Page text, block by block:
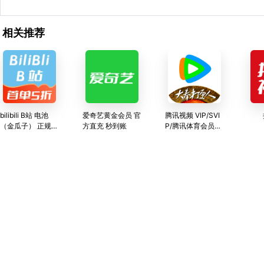
相关推荐
bilibili B站 电池
（金瓜子） 正规渠
爱奇艺黄金会员 官
方直充 秒到账
腾讯视频 VIP/SVI
P/腾讯体育会员充